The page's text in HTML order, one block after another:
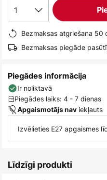
1
Bezmaksas atgriešana 50
Bezmaksas piegāde
Piegādes informācija
Ir noliktavā
Piegādes laiks: 4 - 7 dienas
Apgaismotājs nav iekļauts
Izvēlieties E27 apgaismes
Līdzīgi produkti